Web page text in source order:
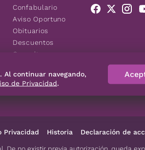
Confabulario
Aviso Oportuno
Obituarios
Descuentos
Consultas
Privacidad Historia Declaración de
continuar navegando,
de Privacidad.